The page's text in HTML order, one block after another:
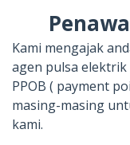
Kami mengajak
agen pulsa
PPOB ( payment
masing-masing
kami.